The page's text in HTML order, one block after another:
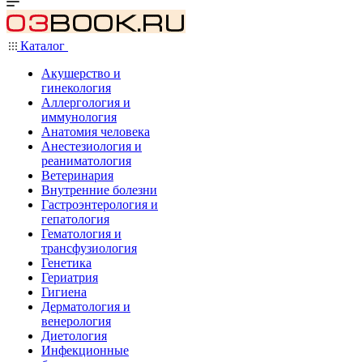
Каталог
Акушерство и
гинекология
Аллергология и
иммунология
Анатомия человека
Анестезиология и
реаниматология
Ветеринария
Внутренние болезни
Гастроэнтерология и
гепатология
Гематология и
трансфузиология
Генетика
Гериатрия
Гигиена
Дерматология и
венерология
Диетология
Инфекционные